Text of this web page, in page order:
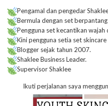
Pengamal dan pengedar
Bermula dengan set
Pengguna set kecantikan wajah
Kini pengguna setia set
Blogger sejak tahun 2007.
Shaklee Business Leader.
Supervisor Shaklee
Ikuti perjalanan saya